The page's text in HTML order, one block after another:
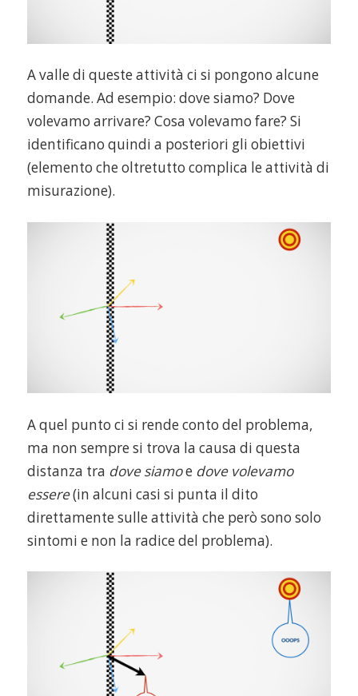
A valle di queste attività ci si pongono alcune
domande. Ad esempio: dove siamo? Dove
volevamo arrivare? Cosa volevamo fare? Si
identificano quindi a posteriori gli obiettivi
(elemento che oltretutto complica le attività di
misurazione).
A quel punto ci si rende conto del problema,
ma non sempre si trova la causa di questa
distanza tra dove siamoe dove volevamo
essere(in alcuni casi si punta il dito
direttamente sulle attività che però sono solo
sintomi e non la radice del problema).